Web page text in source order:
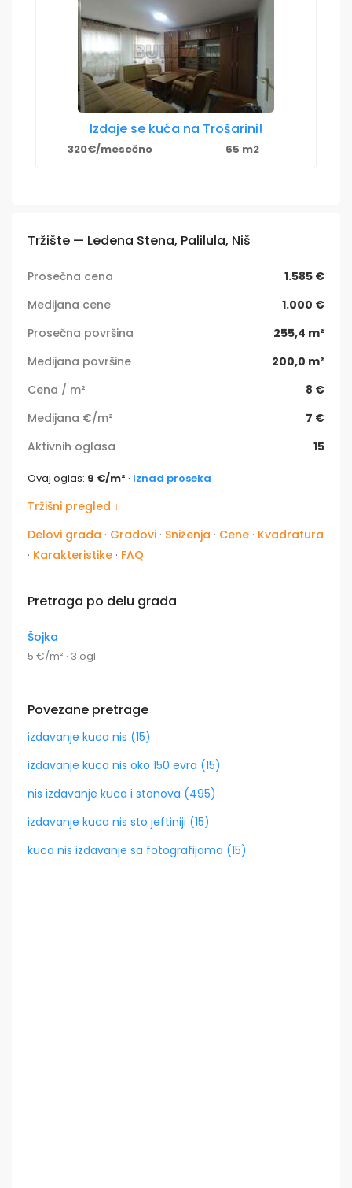
Izdaje se kuća na Trošarini!
320€/mesečno 65 m2
Tržište — Ledena Stena, Palilula, Niš
Prosečna cena
1.585 €
Medijana cene
1.000 €
Prosečna površina
255,4 m²
Medijana površine
200,0 m²
Cena / m²
8 €
Medijana €/m²
7 €
Aktivnih oglasa
15
Ovaj oglas: 9 €/m² · iznad proseka
Tržišni pregled ↓
Delovi grada · Gradovi · Sniženja · Cene · Kvadratura
· Karakteristike · FAQ
Pretraga po delu grada
Šojka
5 €/m² · 3 ogl.
Povezane pretrage
izdavanje kuca nis (15)
izdavanje kuca nis oko 150 evra (15)
nis izdavanje kuca i stanova (495)
izdavanje kuca nis sto jeftiniji (15)
kuca nis izdavanje sa fotografijama (15)